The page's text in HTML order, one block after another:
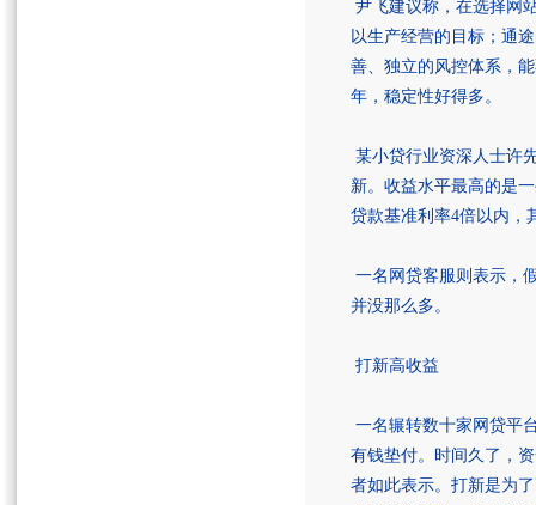
尹飞建议称，在选择网
以生产经营的目标；通
善、独立的风控体系，
年，稳定性好得多。
某小贷行业资深人士许
新。收益水平最高的是
贷款基准利率4倍以内，
一名网贷客服则表示，
并没那么多。
打新高收益
一名辗转数十家网贷平
有钱垫付。时间久了，
者如此表示。打新是为